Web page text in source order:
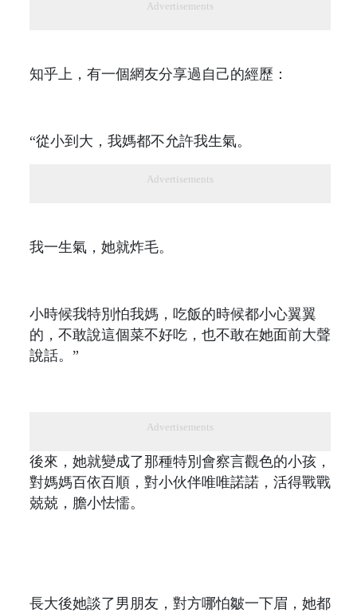
Advertisements
知乎上，有一個網友分享過自己的經歷：
“從小到大，我媽都不允許我生氣。
Advertisements
我一生氣，她就炸毛。
小時候我特別怕我媽，吃飯的時候都小心翼翼
的，不敢說這個菜不好吃，也不敢在她面前大聲
說話。”
Advertisements
後來，她就變成了那種特別會察言觀色的小孩，
對媽媽百依百順，對小伙伴唯唯諾諾，活得戰戰
兢兢，膽小怯懦。
長大後她談了男朋友，對方哪怕皺一下眉，她都